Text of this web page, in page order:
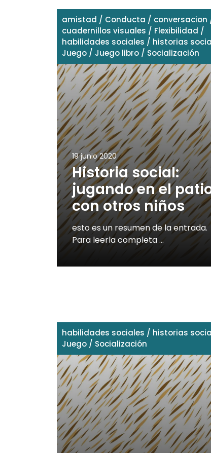
amistad / Conducta / conversacion
cuadernillos visuales / Flexibilidad /
habilidades sociales / historias
Juego / Juego libro / Socialización
19 junio 2020
Historia social:
jugando en el
con otros niños
esto es un resumen de la entrada.
Para leerla completa …
habilidades sociales / historias
Juego / Socialización